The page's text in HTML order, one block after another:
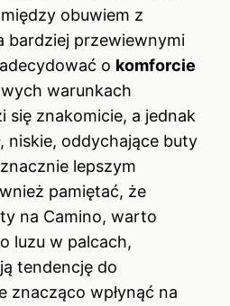
obuwiem z
bardziej przewiewnymi
o komforcie
warunkach
się znakomicie, a jednak
niskie, oddychające buty
lepszym
pamiętać, że
na Camino, warto
luzu w palcach,
tendencję do
znacząco wpłynąć na